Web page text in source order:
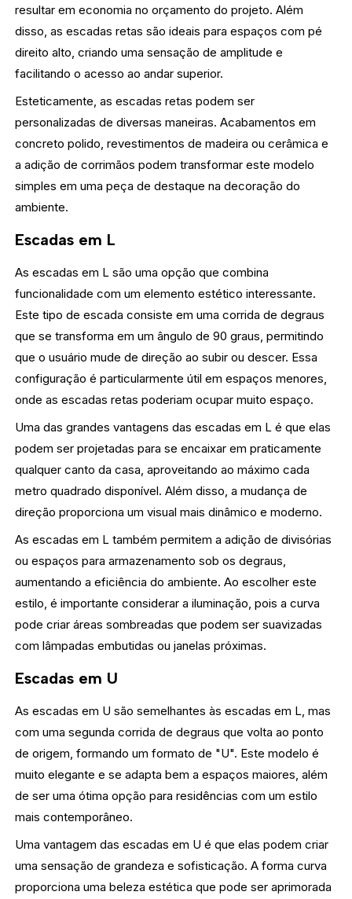
resultar em economia no orçamento do projeto. Além
disso, as escadas retas são ideais para espaços com pé
direito alto, criando uma sensação de amplitude e
facilitando o acesso ao andar superior.
Esteticamente, as escadas retas podem ser
personalizadas de diversas maneiras. Acabamentos em
concreto polido, revestimentos de madeira ou cerâmica e
a adição de corrimãos podem transformar este modelo
simples em uma peça de destaque na decoração do
ambiente.
Escadas em L
As escadas em L são uma opção que combina
funcionalidade com um elemento estético interessante.
Este tipo de escada consiste em uma corrida de degraus
que se transforma em um ângulo de 90 graus, permitindo
que o usuário mude de direção ao subir ou descer. Essa
configuração é particularmente útil em espaços menores,
onde as escadas retas poderiam ocupar muito espaço.
Uma das grandes vantagens das escadas em L é que elas
podem ser projetadas para se encaixar em praticamente
qualquer canto da casa, aproveitando ao máximo cada
metro quadrado disponível. Além disso, a mudança de
direção proporciona um visual mais dinâmico e moderno.
As escadas em L também permitem a adição de divisórias
ou espaços para armazenamento sob os degraus,
aumentando a eficiência do ambiente. Ao escolher este
estilo, é importante considerar a iluminação, pois a curva
pode criar áreas sombreadas que podem ser suavizadas
com lâmpadas embutidas ou janelas próximas.
Escadas em U
As escadas em U são semelhantes às escadas em L, mas
com uma segunda corrida de degraus que volta ao ponto
de origem, formando um formato de "U". Este modelo é
muito elegante e se adapta bem a espaços maiores, além
de ser uma ótima opção para residências com um estilo
mais contemporâneo.
Uma vantagem das escadas em U é que elas podem criar
uma sensação de grandeza e sofisticação. A forma curva
proporciona uma beleza estética que pode ser aprimorada